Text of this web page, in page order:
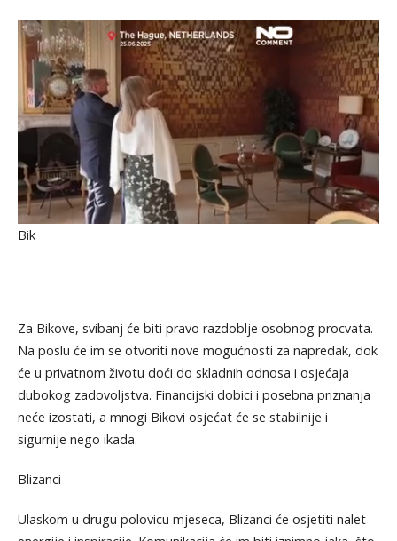
Bik
Za Bikove, svibanj će biti pravo razdoblje osobnog procvata.
Na poslu će im se otvoriti nove mogućnosti za napredak, dok
će u privatnom životu doći do skladnih odnosa i osjećaja
dubokog zadovoljstva. Financijski dobici i posebna priznanja
neće izostati, a mnogi Bikovi osjećat će se stabilnije i
sigurnije nego ikada.
Blizanci
Ulaskom u drugu polovicu mjeseca, Blizanci će osjetiti nalet